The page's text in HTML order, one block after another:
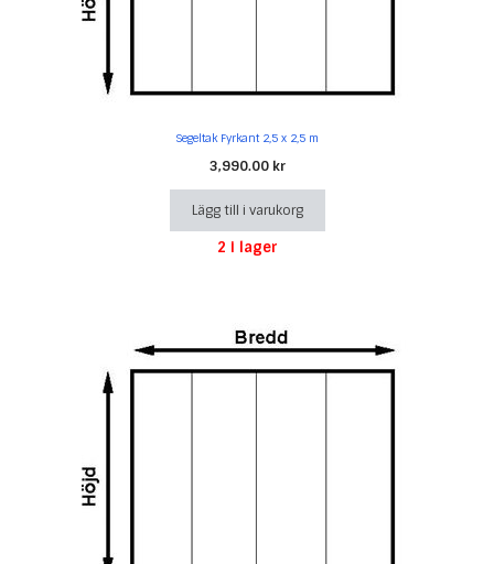
Segeltak Fyrkant 2,5 x 2,5 m
3,990.00 kr
Lägg till i varukorg
2 i lager